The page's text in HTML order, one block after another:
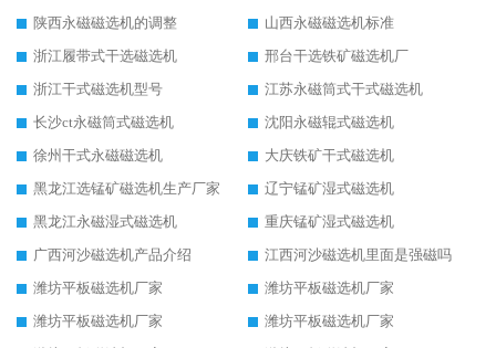
陕西永磁磁选机的调整
山西永磁磁选机标准
浙江履带式干选磁选机
邢台干选铁矿磁选机厂
浙江干式磁选机型号
江苏永磁筒式干式磁选机
长沙ct永磁筒式磁选机
沈阳永磁辊式磁选机
徐州干式永磁磁选机
大庆铁矿干式磁选机
黑龙江选锰矿磁选机生产厂家
辽宁锰矿湿式磁选机
黑龙江永磁湿式磁选机
重庆锰矿湿式磁选机
广西河沙磁选机产品介绍
江西河沙磁选机里面是强磁吗
潍坊平板磁选机厂家
潍坊平板磁选机厂家
潍坊平板磁选机厂家
潍坊平板磁选机厂家